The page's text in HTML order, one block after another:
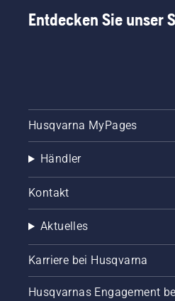
kabellose
Installation
physischen
Begrenzungskabeln.
Entdecken Sie unser
Husqvarna MyPages
Händler
Kontakt
Aktuelles
Karriere bei Husqvarna
Husqvarnas Engagement